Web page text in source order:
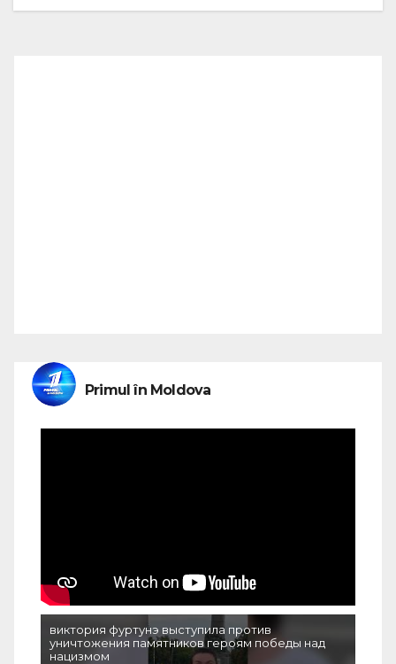
Primul în Moldova
виктория фуртунэ выступила против
уничтожения памятников героям победы над
нацизмом